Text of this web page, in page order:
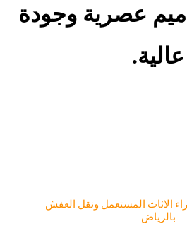
عصرية وجودة
عالية.
الاثاث المستعمل ونقل العفش
بالرياض